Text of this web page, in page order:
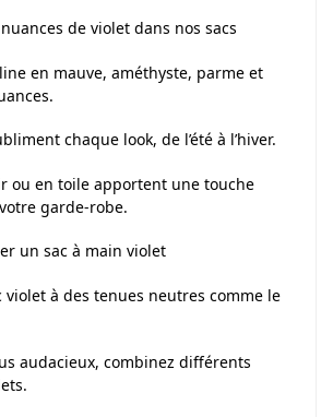
de violet dans nos sacs
en mauve, améthyste, parme et
chaque look, de l’été à l’hiver.
ou en toile apportent une touche
garde-robe.
un sac à main violet
violet à des tenues neutres comme le
audacieux, combinez différents